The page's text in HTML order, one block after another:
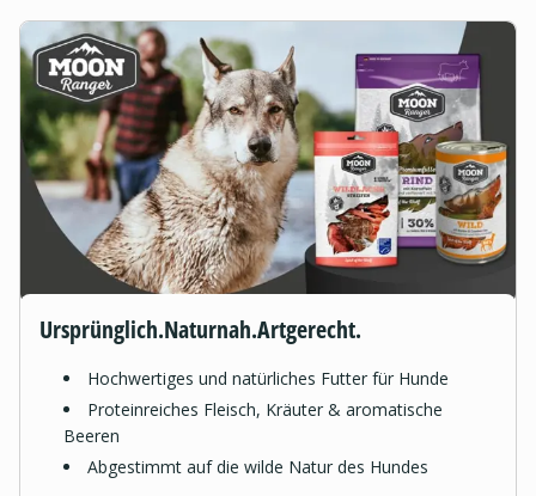
Ursprünglich.Naturnah.Artgerecht.
Hochwertiges und natürliches Futter für Hunde
Proteinreiches Fleisch, Kräuter & aromatische
Beeren
Abgestimmt auf die wilde Natur des Hundes